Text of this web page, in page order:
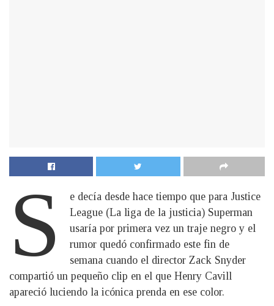
S
e decía desde hace tiempo que para Justice
League (La liga de la justicia) Superman
usaría por primera vez un traje negro y el
rumor quedó confirmado este fin de
semana cuando el director Zack Snyder
compartió un pequeño clip en el que Henry Cavill
apareció luciendo la icónica prenda en ese color.